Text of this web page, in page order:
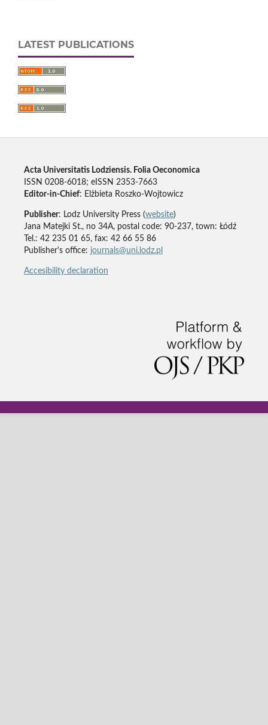
LATEST PUBLICATIONS
Acta Universitatis Lodziensis. Folia Oeconomica
ISSN 0208-6018; eISSN 2353-7663
Editor-in-Chief: Elżbieta Roszko-Wojtowicz
Publisher: Lodz University Press (website)
Jana Matejki St., no 34A, postal code: 90-237, town: Łódź
Tel.: 42 235 01 65, fax: 42 66 55 86
Publisher's office: journals@uni.lodz.pl
Accesibility declaration